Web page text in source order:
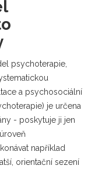
psychoterapie
a psychosociální
je určena
- poskytuje ji jen
například
orientační sezení